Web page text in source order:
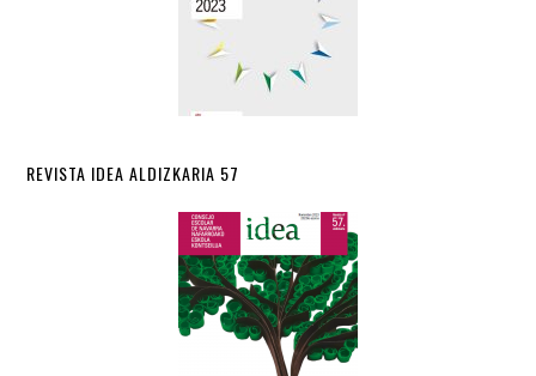
REVISTA IDEA ALDIZKARIA 57